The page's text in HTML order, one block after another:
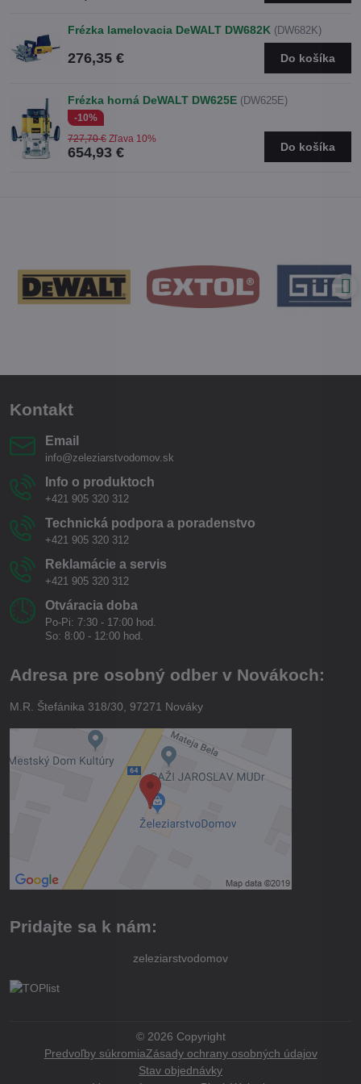
Frézka lamelovacia DeWALT DW682K (DW682K)
276,35 € Do košíka
Frézka horná DeWALT DW625E (DW625E)
-10%
654,93 €
727,70 € Zľava 10%
Do košíka
Kontakt
Email
info@zeleziarstvodomov.sk
Info o produktoch
+421 905 320 312
Technická podpora a poradenstvo
+421 905 320 312
Reklamácie a servis
+421 905 320 312
Otváracia doba
Po-Pi: 7:30 - 17:00 hod.
So: 8:00 - 12:00 hod.
Adresa pre osobný odber v Novákoch:
M.R. Štefánika 318/30, 97271 Nováky
Pridajte sa k nám:
zeleziarstvodomov
© 2026 Copyright
Predvoľby súkromiaZásady ochrany osobných údajov
Stav objednávky